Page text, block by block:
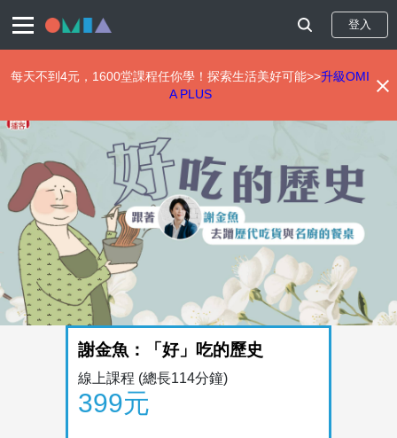
至
容
登入
每天不到4元，1600堂課程任你學！探索生活美好可能>>升級OMI
A PLUS
謝金魚：「好」吃的歷史
線上課程 (總長114分鐘)
399元